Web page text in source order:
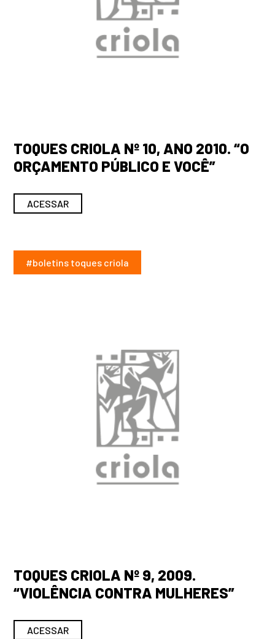
TOQUES CRIOLA Nº 10, ANO 2010. “O
ORÇAMENTO PÚBLICO E VOCÊ”
ACESSAR
#boletins toques criola
TOQUES CRIOLA Nº 9, 2009.
“VIOLÊNCIA CONTRA MULHERES”
ACESSAR